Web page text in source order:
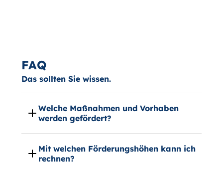
FAQ
Das sollten Sie wissen.
Welche Maßnahmen und Vorhaben
werden gefördert?
Mit welchen Förderungshöhen kann ich
rechnen?